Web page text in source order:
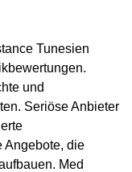
Tunesien
und
Seriöse Anbieter
Angebote, die
Med